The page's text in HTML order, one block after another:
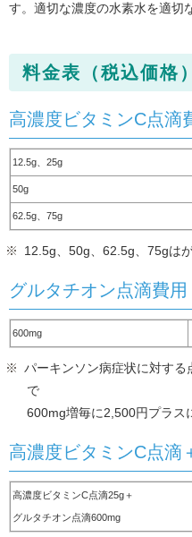
す。適切な濃度の水素水を適切
料金表（税込価格）
高濃度ビタミンC点滴
12.5g、25g
50g
62.5g、75g
12.5g、50g、62.5g、75gは
グルタチオン点滴費用
600mg
パーキンソン病症状に対す
で
600mg増毎に2,500円プラス
高濃度ビタミンC点滴
高濃度ビタミンC点滴25g＋
グルタチオン点滴600mg